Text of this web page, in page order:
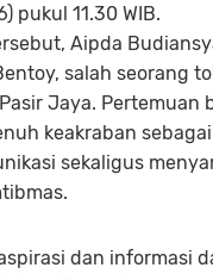
pukul 11.30 WIB.
Aipda
salah seorang
Jaya. Pertemuan
keakraban
sekaligus
dan informasi